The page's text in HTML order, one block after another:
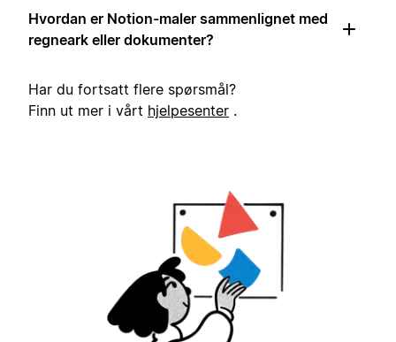
Hvordan er Notion-maler sammenlignet med
regneark eller dokumenter?
Har du fortsatt flere spørsmål?
Finn ut mer i vårt hjelpesenter .